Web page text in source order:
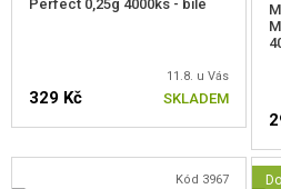
Perfect 0,25g 4000ks - bílé
11.8. u Vás
329 Kč SKLADEM
Kód 3967